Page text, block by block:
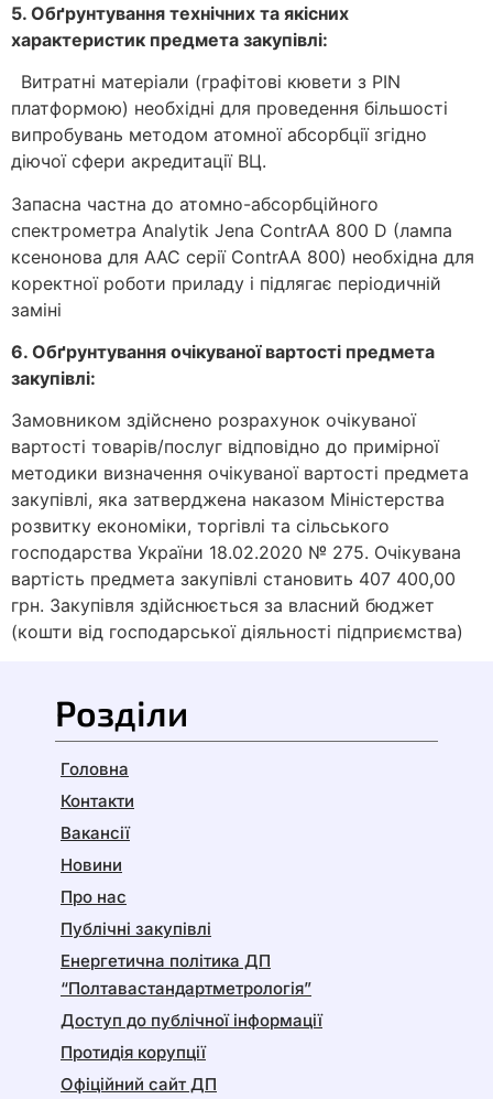
5. Обґрунтування технічних та якісних
характеристик предмета закупівлі:
Витратнi матерiали (графiтовi кювети з PIN
платформою) необхiднi для проведення бiльшостi
випробувань методом атомної абсорбцiї згiдно
дiючої сфери акредитацiї ВЦ.
Запасна частна до атомно-абсорбцiйного
спектрометра Analytik Jena ContrAA 800 D (лампа
ксенонова для ААС серiї ContrAA 800) необхiдна для
коректної роботи приладу i пiдлягає перiодичнiй
замiнi
6. Обґрунтування очікуваної вартості предмета
закупівлі:
Замовником здійснено розрахунок очікуваної
вартості товарів/послуг відповідно до примірної
методики визначення очікуваної вартості предмета
закупівлі, яка затверджена наказом Міністерства
розвитку економіки, торгівлі та сільського
господарства України 18.02.2020 № 275. Очікувана
вартість предмета закупівлі становить 407 400,00
грн. Закупівля здійснюється за власний бюджет
(кошти від господарської діяльності підприємства)
Розділи
Головна
Контакти
Вакансії
Новини
Про нас
Публічні закупівлі
Енергетична політика ДП
“Полтавастандартметрологія”
Доступ до публічної інформації
Протидія корупції
Офіційний сайт ДП